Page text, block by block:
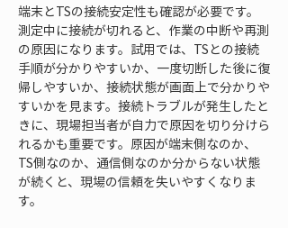
端末とTSの接続安定性も確認が必要です。
測定中に接続が切れると、作業の中断や再測
の原因になります。試用では、TSとの接続
手順が分かりやすいか、一度切断した後に復
帰しやすいか、接続状態が画面上で分かりや
すいかを見ます。接続トラブルが発生したと
きに、現場担当者が自力で原因を切り分けら
れるかも重要です。原因が端末側なのか、
TS側なのか、通信側なのか分からない状態
が続くと、現場の信頼を失いやすくなりま
す。